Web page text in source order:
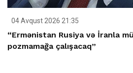
04 Avqust 2026 21:35
“Ermənistan Rusiya və İranla
pozmamağa çalışacaq”